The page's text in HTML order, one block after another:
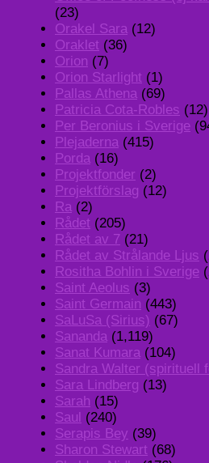
(23)
Orakel Sara (12)
Oraklet (36)
Orion (7)
Orion Starlight (1)
Pallas Athena (69)
Patricia Cota-Robles (12)
Per Beronius i Sverige
Plejaderna (415)
Porda (16)
Projektfonder (2)
Projektförslag (12)
Ra (2)
Rådet (205)
Rådet av 7 (21)
Rådet av Strålande Ljus
Rositha Bohlin i Sverige
Saint Aeolus (3)
Saint Germain (443)
SaLuSa (Sirius) (67)
Sananda (1,119)
Sanat Kumara (104)
Sandra Walter (spirituell
Sara Lindberg (13)
Sarah (15)
Saul (240)
Serapis Bey (39)
Sharon Stewart (68)